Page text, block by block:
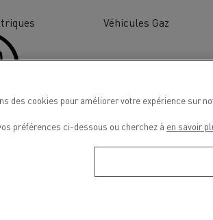
Véhicules Gaz
vous
des cookies pour améliorer votre expérience sur
préférences ci-dessous ou cherchez à en savoir